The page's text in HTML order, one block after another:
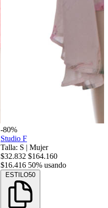
-80%
Studio F
Talla: S | Mujer
$32.832 $164.160
$16.416 50% usando
ESTILO50